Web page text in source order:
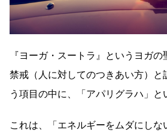
『ヨーガ・スートラ』というヨガの
禁戒（人に対してのつきあい方）と
う項目の中に、「アパリグラハ」と
これは、「エネルギーをムダにしな